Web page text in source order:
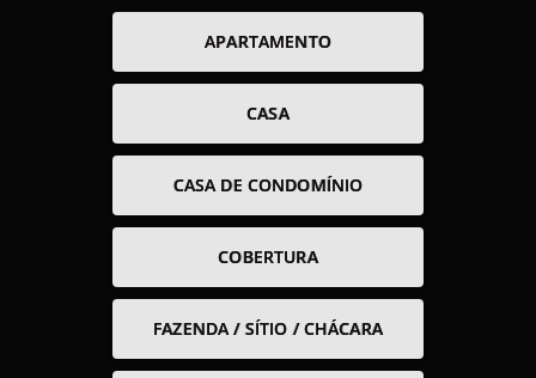
APARTAMENTO
CASA
CASA DE CONDOMÍNIO
COBERTURA
FAZENDA / SÍTIO / CHÁCARA